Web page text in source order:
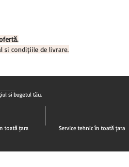
și condițiile de livrare.
și bugetul tău.
toată țara Service tehnic în toată țara